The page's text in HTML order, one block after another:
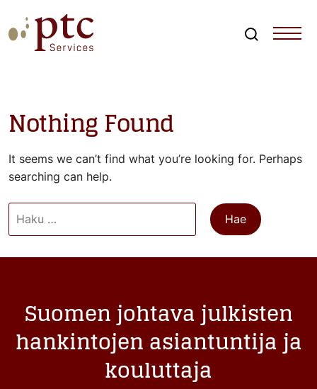
to
content
Nothing Found
It seems we can’t find what you’re looking for. Perhaps
searching can help.
Suomen johtava julkisten
hankintojen asiantuntija ja
kouluttaja